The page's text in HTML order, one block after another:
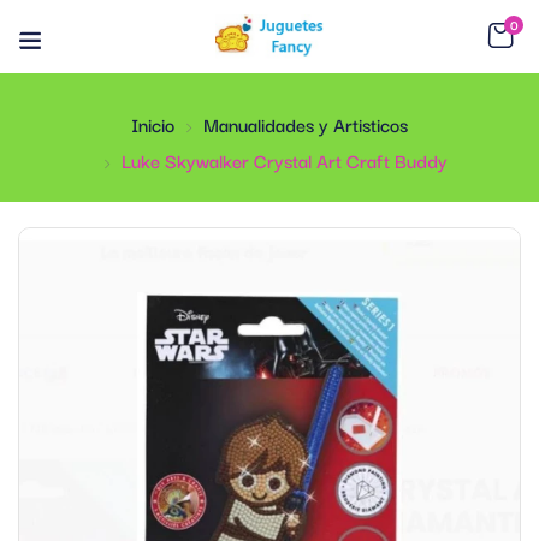
0
Inicio
Manualidades y Artisticos
Luke Skywalker Crystal Art Craft Buddy